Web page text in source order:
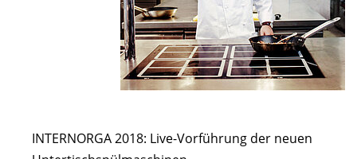
INTERNORGA 2018: Live-Vorführung der neuen